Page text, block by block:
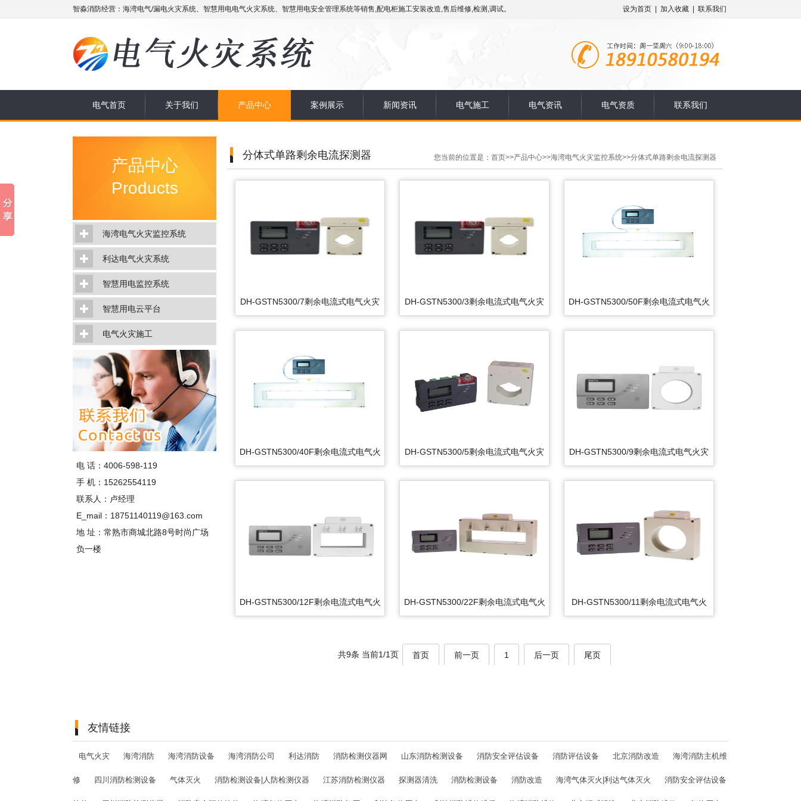
智淼消防经营：海湾电气/漏电火灾系统、智慧用电电气火灾系统、智慧用电安全管理系统等销售,配电柜施工安装改造,售后维修,检测,调试。 设为首页 加入收藏 联系我们
电气首页 关于我们 产品中心 案例展示 新闻资讯 电气施工 电气资讯 电气资质 联系我们
产品中心
Products
海湾电气火灾监控系统
利达电气火灾系统
智慧用电监控系统
智慧用电云平台
电气火灾施工
电 话：4006-598-119
手 机：15262554119
联系人：卢经理
E_mail：18751140119@163.com
地 址：常熟市商城北路8号时尚广场
负一楼
您当前的位置是： 首页>>产品中心>>海湾电气火灾监控系统>>分体式单路剩余电流探测器
分体式单路剩余电流探测器
DH-GSTN5300/7剩余电流式电气火灾
监控探测器
DH-GSTN5300/3剩余电流式电气火灾
监控探测器
DH-GSTN5300/50F剩余电流式电气火
灾监控探测器
DH-GSTN5300/40F剩余电流式电气火
灾监控探测器
DH-GSTN5300/5剩余电流式电气火灾
监控探测器
DH-GSTN5300/9剩余电流式电气火灾
监控探测器
DH-GSTN5300/12F剩余电流式电气火 DH-GSTN5300/22F剩余电流式电气火 DH-GSTN5300/11剩余电流式电气火
共9条 当前1/1页 首页 前一页 1 后一页 尾页
友情链接
电气火灾 海湾消防 海湾消防设备 海湾消防公司 利达消防 消防检测仪器网 山东消防检测设备 消防安全评估设备 消防评估设备 北京消防改造 海湾消防主机维
修 四川消防检测设备 气体灭火 消防检测设备|人防检测仪器 江苏消防检测仪器 探测器清洗 消防检测设备 消防改造 海湾气体灭火|利达气体灭火 消防安全评估设备